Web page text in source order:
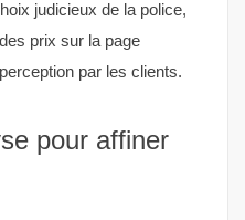
judicieux de la police,
prix sur la page
par les clients.
pour affiner